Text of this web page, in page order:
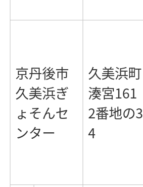
京丹後市
久美浜ぎ
ょそんセ
ンター
久美浜町
湊宮161
2番地の3
4